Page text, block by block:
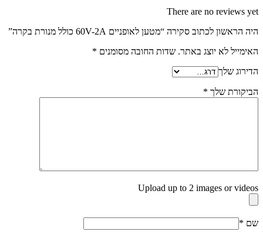
There are no reviews yet
היה הראשון לכתוב סקירה “מטען לאופניים 60V-2A כולל מנורת בקרה”
האימייל לא יוצג באתר. שדות החובה מסומנים *
הדירוג שלך
הביקורת שלך *
Upload up to 2 images or videos
שם *